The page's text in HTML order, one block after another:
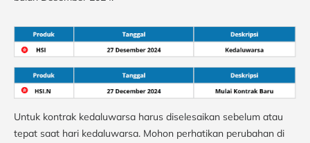
Untuk kontrak kedaluwarsa harus diselesaikan sebelum atau
tepat saat hari kedaluwarsa. Mohon perhatikan perubahan di